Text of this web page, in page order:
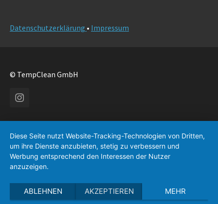
Datenschutzerklärung • Impressum
© TempClean GmbH
Instagram
Diese Seite nutzt Website-Tracking-Technologien von Dritten,
um ihre Dienste anzubieten, stetig zu verbessern und
Werbung entsprechend den Interessen der Nutzer
anzuzeigen.
ABLEHNEN AKZEPTIEREN MEHR